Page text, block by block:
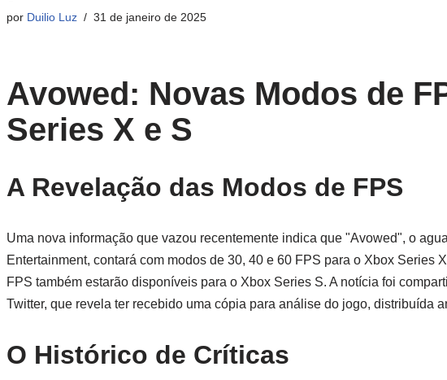
por Duilio Luz 31 de janeiro de 2025
Avowed: Novas Modos de
Series X e S
A Revelação das Modos de FPS
Uma nova informação que vazou recentemente indica que "Avowed", o
Entertainment, contará com modos de 30, 40 e 60 FPS para o Xbox Series
FPS também estarão disponíveis para o Xbox Series S. A notícia foi
Twitter, que revela ter recebido uma cópia para análise do jogo, distribuída
O Histórico de Críticas